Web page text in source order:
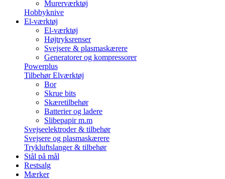
Murerværktøj
Hobbyknive
El-værktøj
El-værktøj
Højtryksrenser
Svejsere & plasmaskærere
Generatorer og kompressorer
Powerplus
Tilbehør Elværktøj
Bor
Skrue bits
Skæretilbehør
Batterier og ladere
Slibepapir m.m
Svejseelektroder & tilbehør
Svejsere og plasmaskærere
Trykluftslanger & tilbehør
Stål på mål
Restsalg
Mærker